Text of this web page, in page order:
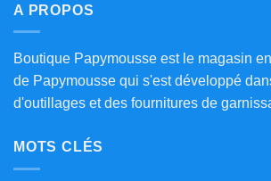
A PROPOS
Boutique Papymousse est le magasin
de Papymousse qui s'est développé
d'outillages et des fournitures de
MOTS CLÉS